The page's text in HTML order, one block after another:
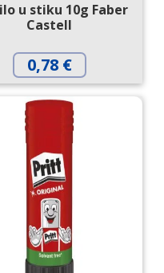
u stiku 10g Faber
Castell
0,78 €